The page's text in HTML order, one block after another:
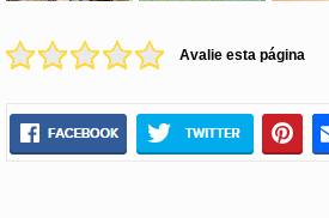
Avalie esta página